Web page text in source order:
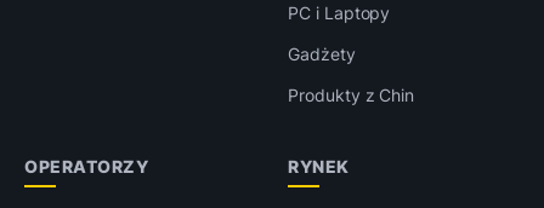
PC i Laptopy
Gadżety
Produkty z Chin
OPERATORZY RYNEK